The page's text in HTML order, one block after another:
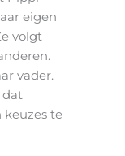
eigen
volgt
vader.
dat
te